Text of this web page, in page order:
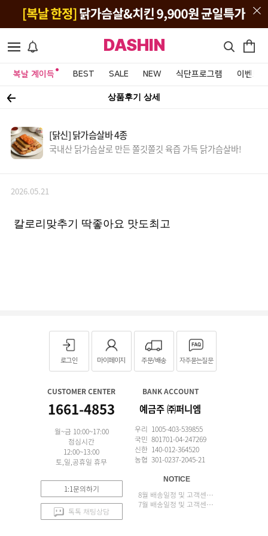
DASHIN
복날 계이득 BEST SALE NEW 식단프로그램 이벤트&
상품후기 상세
[닭신] 닭가슴살바 4종
국내산 닭가슴살로 만든 쫄깃쫄깃 육즙 가득 닭가슴살바!
2026.05.21
칼로리맞추기 딱좋아요 맛도최고
로그인 마이페이지 주문/배송 자주묻는질문
CUSTOMER CENTER
1661-4853
월~금 10:00~17:00
점심시간
12:00~13:00
토,일,공휴일 휴무
1:1문의하기
톡톡 채팅상담
BANK ACCOUNT
예금주 ㈜퍼니엠
우리 1005-403-539855
국민 801701-04-247269
신한 140-012-364520
농협 301-0237-2045-21
NOTICE
8월 배송일정 및 고객센터 업무 안내
7월 배송일정 및 고객센터 업무 안내